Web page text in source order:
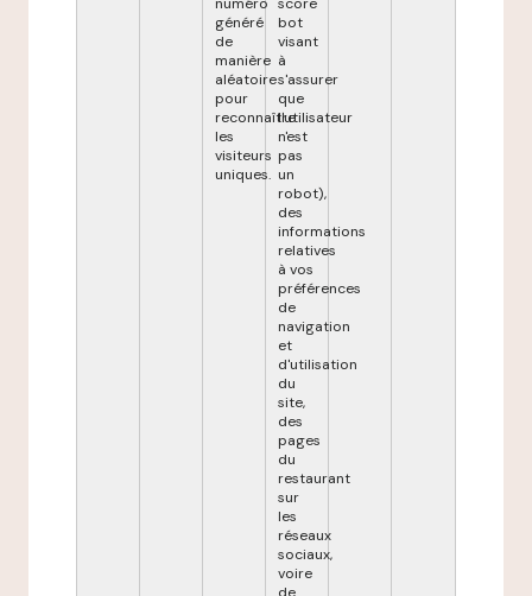
généré
de
manière
aléatoire
pour
reconnaître
les
visiteurs
uniques.
bot
visant
à
s'assurer
que
l'utilisateur
n'est
pas
un
robot),
des
informations
relatives
à vos
préférences
de
navigation
et
d'utilisation
du
site,
des
pages
du
restaurant
sur
les
réseaux
sociaux,
voire